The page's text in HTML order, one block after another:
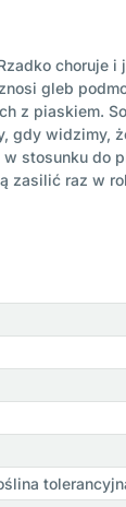
choruje
gleb
z piaskiem.
gdy widzimy,
stosunku do
zasilić raz w